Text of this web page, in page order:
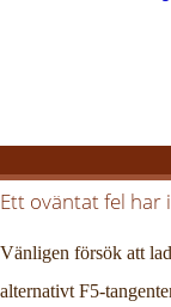
Ett oväntat fel har
Vänligen försök att
alternativt F5-